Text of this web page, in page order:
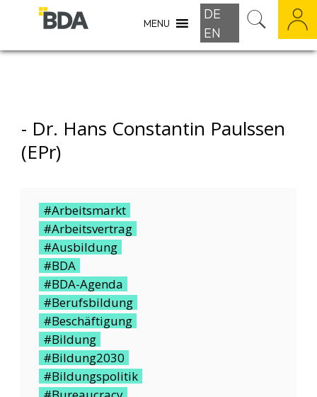
MENU
DE
EN
- Dr. Hans Constantin Paulssen
(ePr)
#Arbeitsmarkt
#Arbeitsvertrag
#Ausbildung
#BDA
#BDA-Agenda
#Berufsbildung
#Beschäftigung
#Bildung
#Bildung2030
#Bildungspolitik